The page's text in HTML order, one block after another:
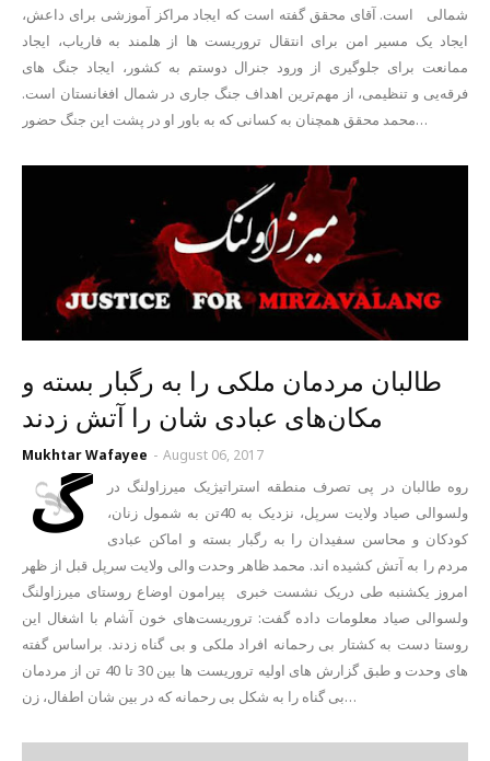
شمالی است. آقای محقق گفته است که ایجاد مراکز آموزشی برای داعش،
ایجاد یک مسیر امن برای انتقال تروریست ها از هلمند به فاریاب، ایجاد
ممانعت برای جلوگیری از ورود جنرال دوستم به کشور، ایجاد جنگ های
فرقه‌یی و تنظیمی، از مهم‌ترین اهداف جنگ جاری در شمال افغانستان است.
محمد محقق همچنان به کسانی که به باور او در پشت این جنگ حضور…
طالبان مردمان ملکی را به رگبار بسته و
مکان‌های عبادی شان را آتش زدند
Mukhtar Wafayee - August 06, 2017
گ
روه طالبان در پی تصرف منطقه استراتیژیک میرزاولنگ در
ولسوالی صیاد ولایت سرپل، نزدیک به 40تن به شمول زنان،
کودکان و محاسن سفیدان را به رگبار بسته و اماکن عبادی
مردم را به آتش کشیده اند. محمد ظاهر وحدت والی ولایت سرپل قبل از ظهر
امروز یکشنبه طی دریک نشست خبری پیرامون اوضاع روستای میرزاولنگ
ولسوالی صیاد معلومات داده گفت: تروریست‌های خون آشام با اشغال این
روستا دست به کشتار بی رحمانه افراد ملکی و بی گناه زدند. براساس گفته
های وحدت و طبق گزارش های اولیه تروریست ها بین 30 تا 40 تن از مردمان
بی گناه را به شکل بی رحمانه که در بین شان اطفال، زن…